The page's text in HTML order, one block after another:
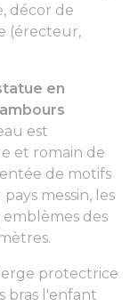
décor de
(érecteur,
en
est
et romain de
de motifs
messin, les
emblèmes des
protectrice
bras l'enfant